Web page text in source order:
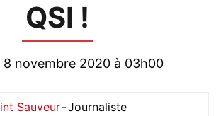
QSI !
8 novembre 2020 à 03h00
Sauveur-Journaliste